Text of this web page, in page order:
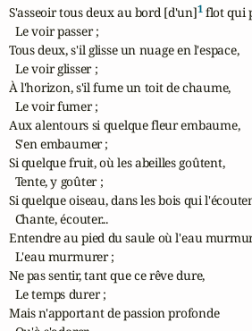
S'asseoir tous deux au bord [d'un]1 flot qui
  Le voir passer ;
Tous deux, s'il glisse un nuage en l'espace,
  Le voir glisser ;
À l'horizon, s'il fume un toit de chaume,
  Le voir fumer ;
Aux alentours si quelque fleur embaume,
  S'en embaumer ;
Si quelque fruit, où les abeilles goûtent,
  Tente, y goûter ;
Si quelque oiseau, dans les bois qui
  Chante, écouter...
Entendre au pied du saule où l'eau
  L'eau murmurer ;
Ne pas sentir, tant que ce rêve dure,
  Le temps durer ;
Mais n'apportant de passion profonde